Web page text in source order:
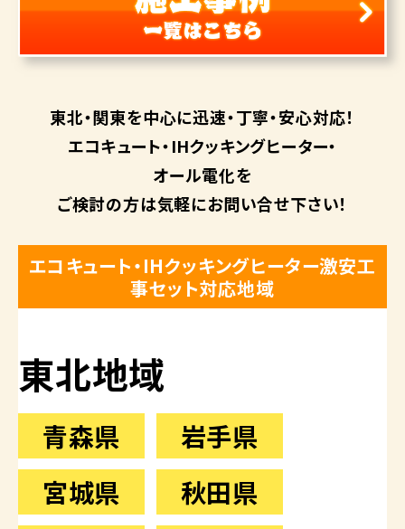
東北・関東を中心に迅速・丁寧・安心対応！
エコキュート・IHクッキングヒーター・
オール電化を
ご検討の方は気軽にお問い合せ下さい！
エコキュート・IHクッキングヒーター激安工
事セット対応地域
東北地域
青森県
岩手県
宮城県
秋田県